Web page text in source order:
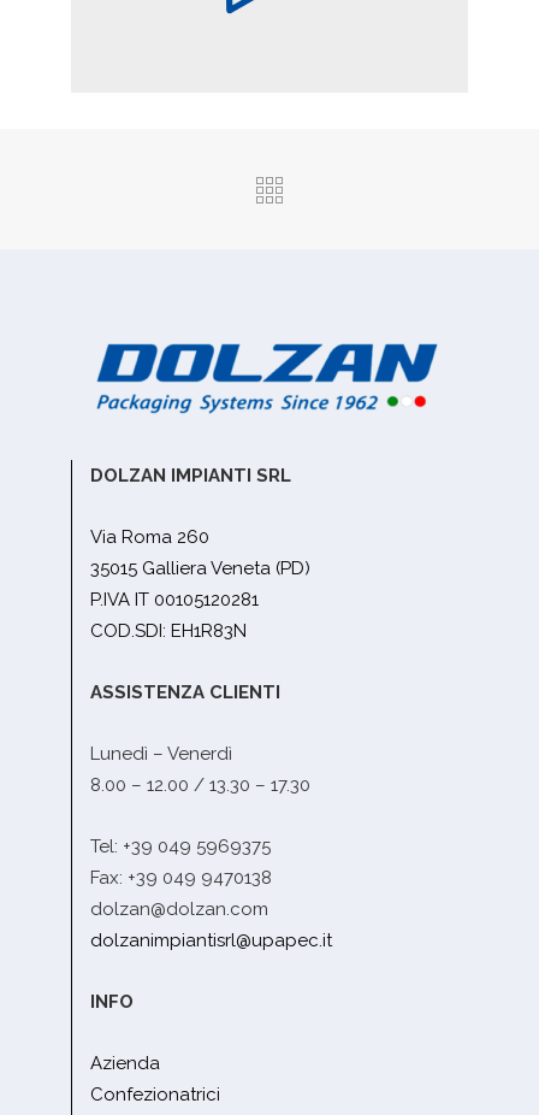
DOLZAN IMPIANTI SRL
Via Roma 260
35015 Galliera Veneta (PD)
P.IVA IT 00105120281
COD.SDI: EH1R83N
ASSISTENZA CLIENTI
Lunedì – Venerdì
8.00 – 12.00 / 13.30 – 17.30
Tel: +39 049 5969375
Fax: +39 049 9470138
dolzan@dolzan.com
dolzanimpiantisrl@upapec.it
INFO
Azienda
Confezionatrici